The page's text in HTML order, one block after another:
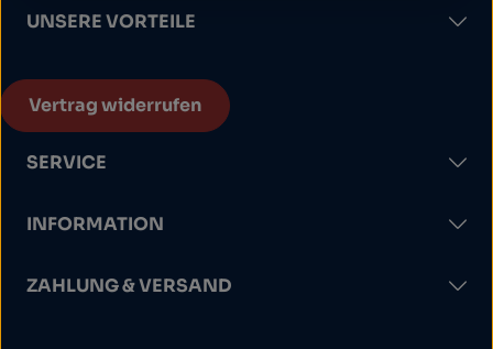
UNSERE VORTEILE
Vertrag widerrufen
SERVICE
INFORMATION
ZAHLUNG & VERSAND